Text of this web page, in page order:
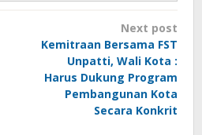
Next post
Kemitraan Bersama FST
Unpatti, Wali Kota :
Harus Dukung Program
Pembangunan Kota
Secara Konkrit